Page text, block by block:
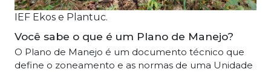
IEF Ekos e Plantuc.
Você sabe o que é um Plano de Manejo?
O Plano de Manejo é um documento técnico que
define o zoneamento e as normas de uma Unidade